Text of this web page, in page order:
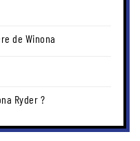
de Winona
Ryder ?